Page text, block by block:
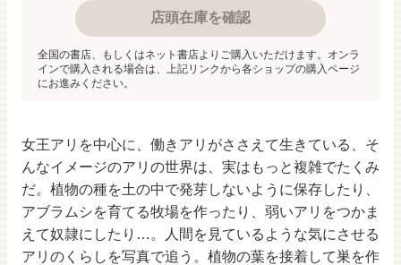
女王アリを中心に、働きアリがささえて生きている、そ
んなイメージのアリの世界は、実はもっと複雑でたくみ
だ。植物の種を土の中で発芽しないように保存したり、
アブラムシを育てる牧場を作ったり、弱いアリをつかま
えて奴隷にしたり…。人間を見ているような気にさせる
アリのくらしを写真で追う。植物の葉を接着して巣を作
店頭在庫を確認
全国の書店、もしくはネット書店よりご購入いただけます。オンラ
インで購入される場合は、上記リンクから各ショップの購入ページ
にお進みください。